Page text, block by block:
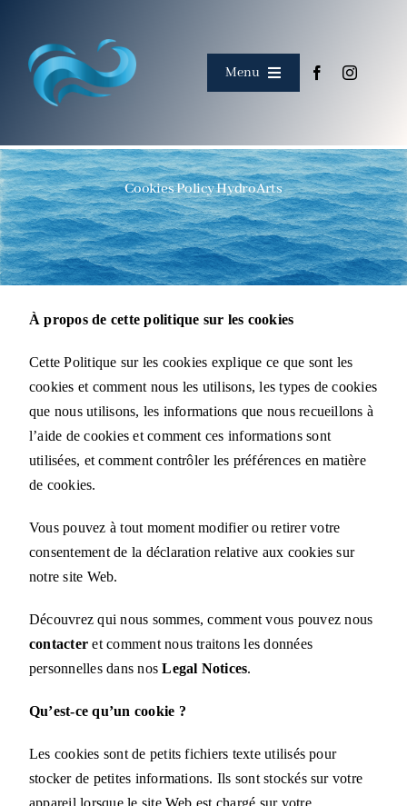
content
Menu
À propos
Rencontrer l'équipe
Corpus
Collaborations
Mapping HydroArts
Nous contacter
English (UK)
Cookies Policy HydroArts
À propos de cette politique sur les cookies
Cette Politique sur les cookies explique ce que sont les
cookies et comment nous les utilisons, les types de cookies
que nous utilisons, les informations que nous recueillons à
l’aide de cookies et comment ces informations sont
utilisées, et comment contrôler les préférences en matière
de cookies.
Vous pouvez à tout moment modifier ou retirer votre
consentement de la déclaration relative aux cookies sur
notre site Web.
Découvrez qui nous sommes, comment vous pouvez nous
contacter et comment nous traitons les données
personnelles dans nosLegal Notices.
Qu’est-ce qu’un cookie ?
Les cookies sont de petits fichiers texte utilisés pour
stocker de petites informations. Ils sont stockés sur votre
appareil lorsque le site Web est chargé sur votre